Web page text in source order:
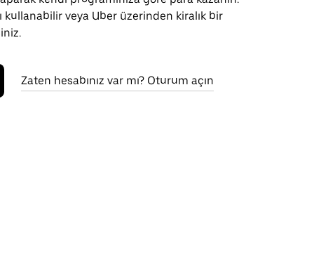
kullanabilir veya Uber üzerinden kiralık bir
Zaten hesabınız var mı? Oturum açın